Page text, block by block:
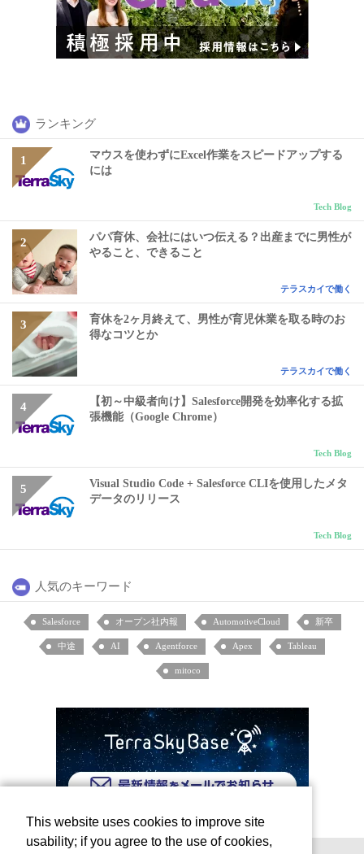
ランキング
マウスを使わずにExcel作業をスピードアップする
には
Tech Blog
パパ育休、会社にはいつ伝える？出産までに男性が
やること、できること
テラスカイで働く
育休を2ヶ月終えて、男性が育児休業を取る時のお
得なコツとか
テラスカイで働く
【初～中級者向け】Salesforce開発を効率化する拡
張機能（Google Chrome）
Tech Blog
Visual Studio Code + Salesforce CLIを使用したメタ
データのリリース
Tech Blog
人気のキーワード
Salesforce オープン社内報 AutomotiveCloud 新卒
中途 AI Agentforce Apex Tableau
mitoco
This website uses cookies to improve site
usability; if you agree to the use of cookies,